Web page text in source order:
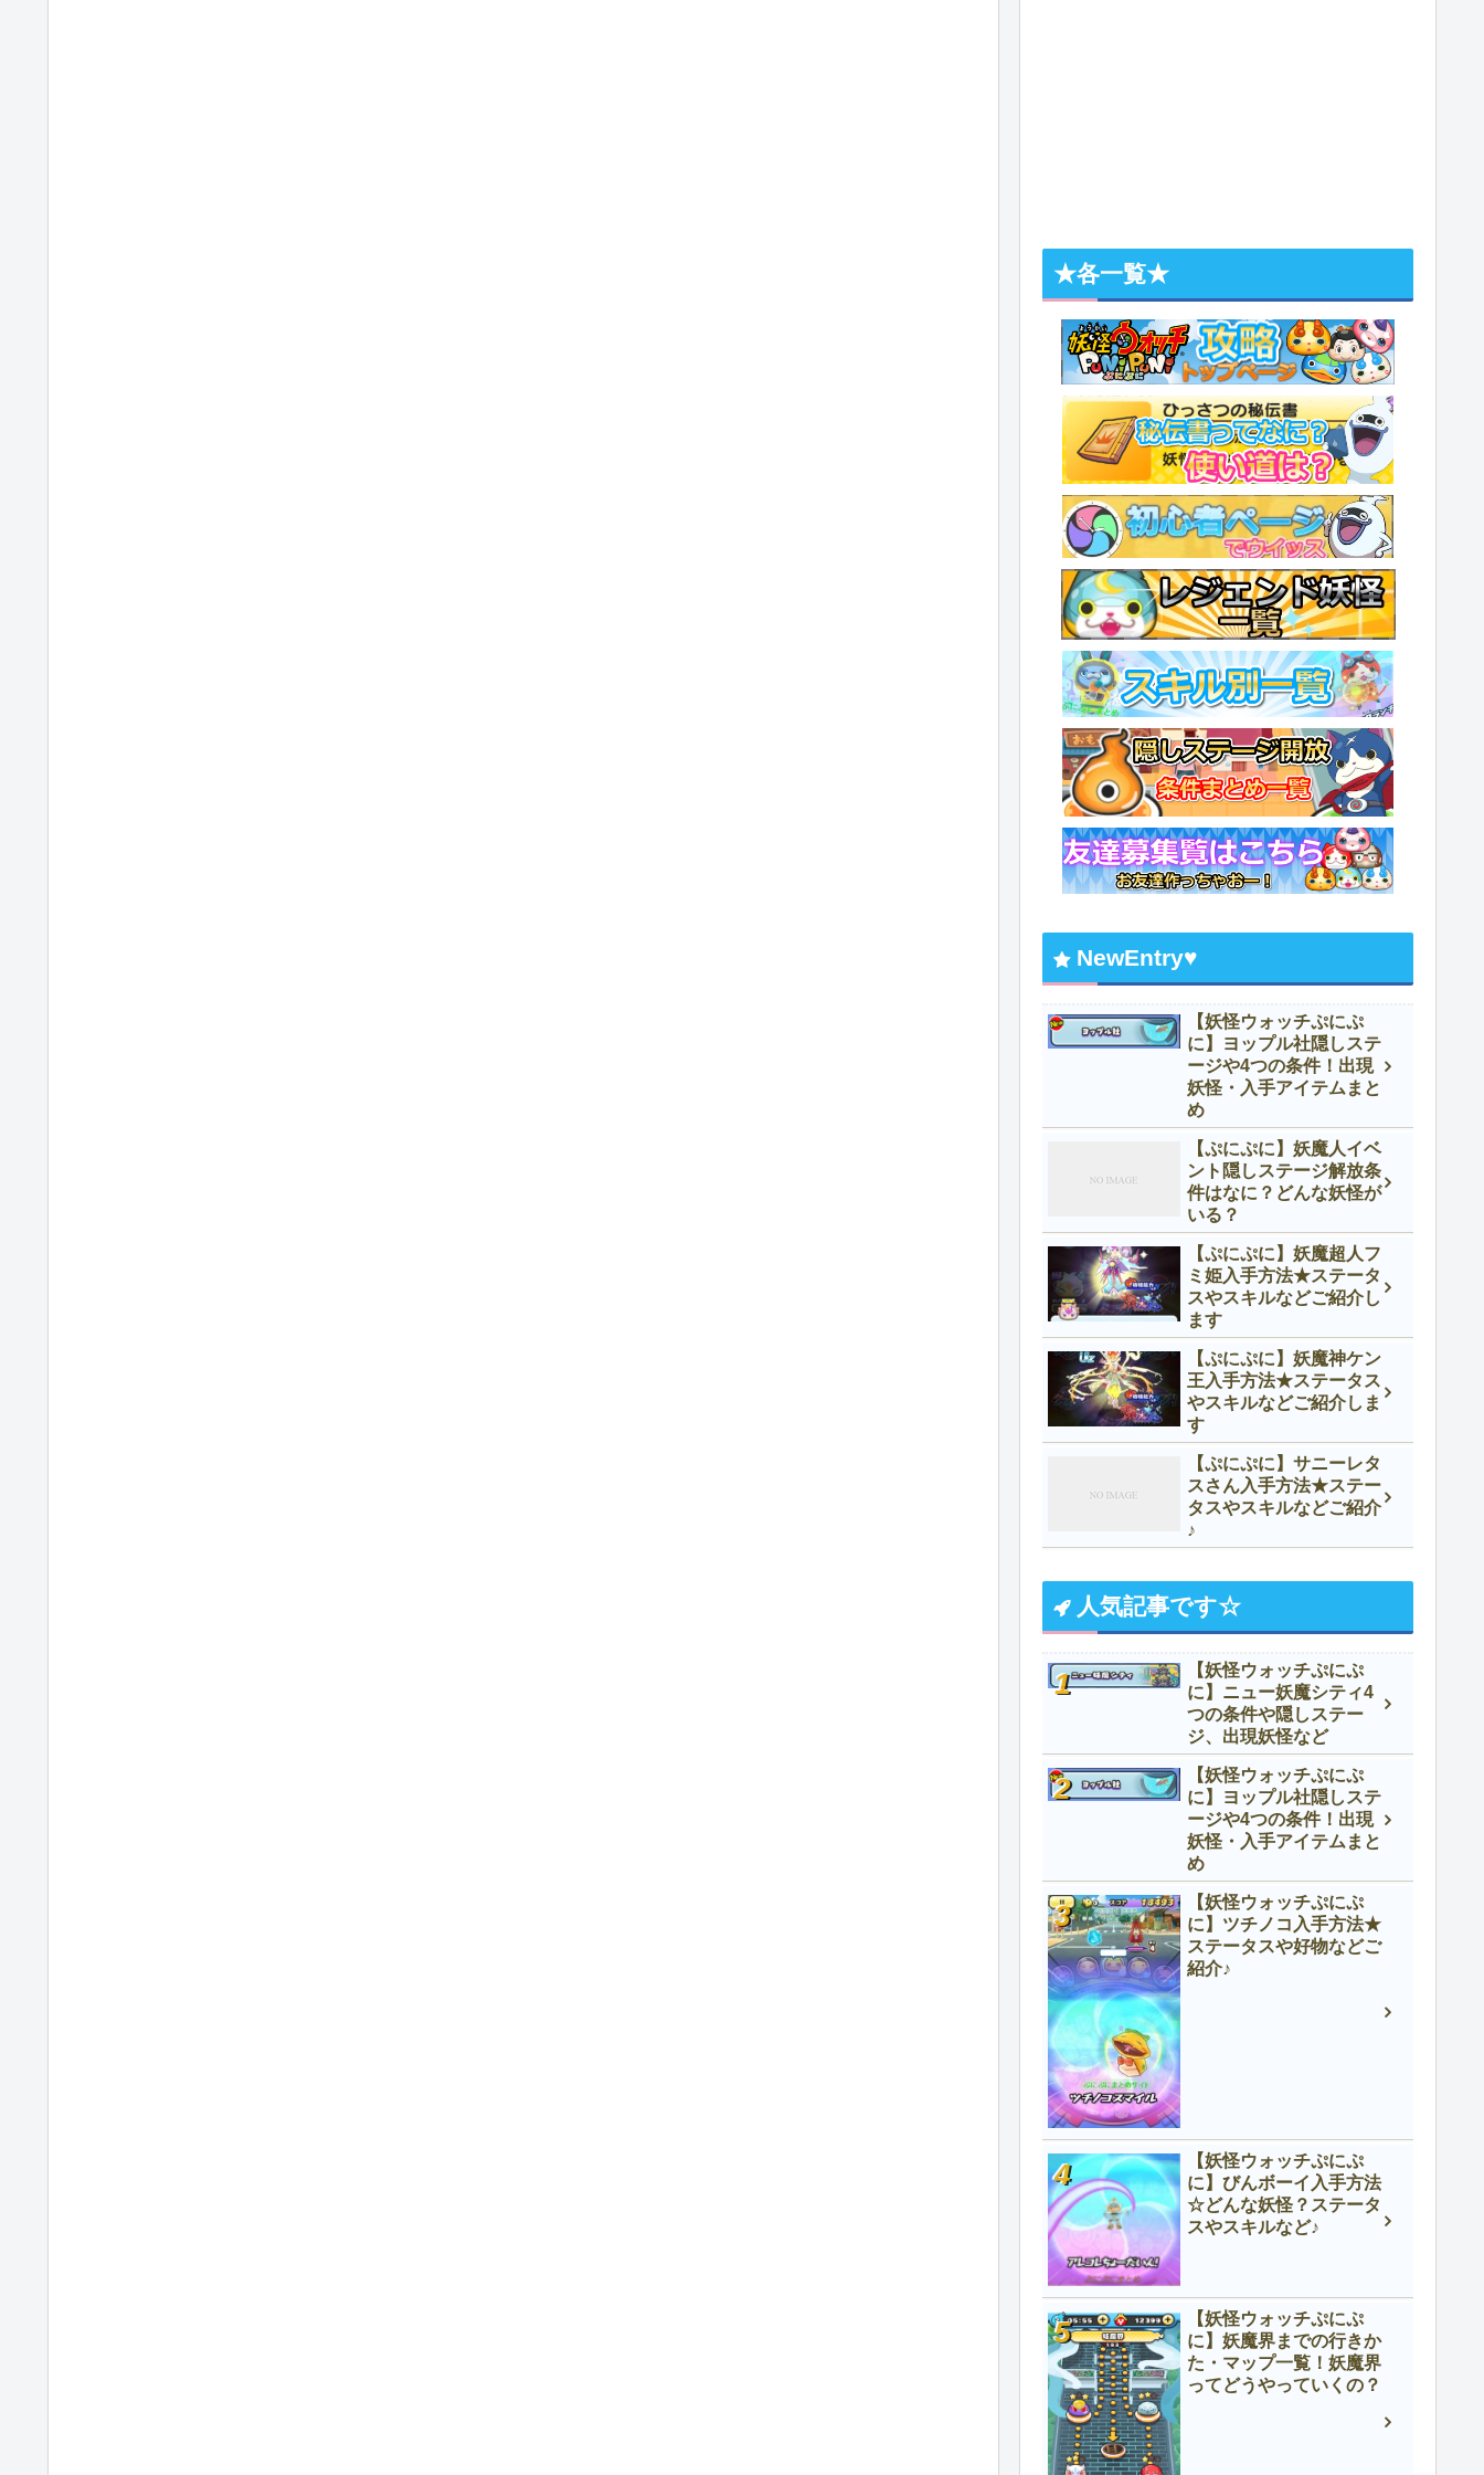
★各一覧★
NewEntry♥
【妖怪ウォッチぷにぷ
に】ヨップル社隠しステ
ージや4つの条件！出現
妖怪・入手アイテムまと
め
【ぷにぷに】妖魔人イベ
ント隠しステージ解放条
件はなに？どんな妖怪が
いる？
【ぷにぷに】妖魔超人フ
ミ姫入手方法★ステータ
スやスキルなどご紹介し
ます
【ぷにぷに】妖魔神ケン
王入手方法★ステータス
やスキルなどご紹介しま
す
【ぷにぷに】サニーレタ
スさん入手方法★ステー
タスやスキルなどご紹介
♪
人気記事です☆
【妖怪ウォッチぷにぷ
に】ニュー妖魔シティ4
つの条件や隠しステー
ジ、出現妖怪など
【妖怪ウォッチぷにぷ
に】ヨップル社隠しステ
ージや4つの条件！出現
妖怪・入手アイテムまと
め
【妖怪ウォッチぷにぷ
に】ツチノコ入手方法★
ステータスや好物などご
紹介♪
【妖怪ウォッチぷにぷ
に】びんボーイ入手方法
☆どんな妖怪？ステータ
スやスキルなど♪
【妖怪ウォッチぷにぷ
に】妖魔界までの行きか
た・マップ一覧！妖魔界
ってどうやっていくの？